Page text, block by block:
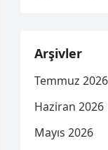
Arşivler
Temmuz 2026
Haziran 2026
Mayıs 2026